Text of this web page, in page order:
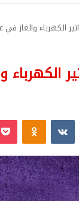
الكهرباء والغاز في
الكهرباء